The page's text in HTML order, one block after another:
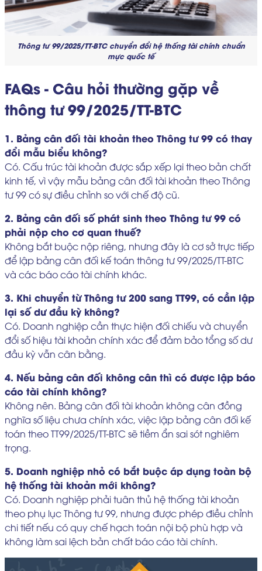
Thông tư 99/2025/TT-BTC chuyển đổi hệ thống tài chính chuẩn
mực quốc tế
FAQs - Câu hỏi thường gặp về
thông tư 99/2025/TT-BTC
1. Bảng cân đối tài khoản theo Thông tư 99 có thay
đổi mẫu biểu không?
Có. Cấu trúc tài khoản được sắp xếp lại theo bản chất
kinh tế, vì vậy mẫu bảng cân đối tài khoản theo Thông
tư 99 có sự điều chỉnh so với chế độ cũ.
2. Bảng cân đối số phát sinh theo Thông tư 99 có
phải nộp cho cơ quan thuế?
Không bắt buộc nộp riêng, nhưng đây là cơ sở trực tiếp
để lập bảng cân đối kế toán thông tư 99/2025/TT-BTC
và các báo cáo tài chính khác.
3. Khi chuyển từ Thông tư 200 sang TT99, có cần lập
lại số dư đầu kỳ không?
Có. Doanh nghiệp cần thực hiện đối chiếu và chuyển
đổi số hiệu tài khoản chính xác để đảm bảo tổng số dư
đầu kỳ vẫn cân bằng.
4. Nếu bảng cân đối không cân thì có được lập báo
cáo tài chính không?
Không nên. Bảng cân đối tài khoản không cân đồng
nghĩa số liệu chưa chính xác, việc lập bảng cân đối kế
toán theo TT99/2025/TT-BTC sẽ tiềm ẩn sai sót nghiêm
trọng.
5. Doanh nghiệp nhỏ có bắt buộc áp dụng toàn bộ
hệ thống tài khoản mới không?
Có. Doanh nghiệp phải tuân thủ hệ thống tài khoản
theo phụ lục Thông tư 99, nhưng được phép điều chỉnh
chi tiết nếu có quy chế hạch toán nội bộ phù hợp và
không làm sai lệch bản chất báo cáo tài chính.